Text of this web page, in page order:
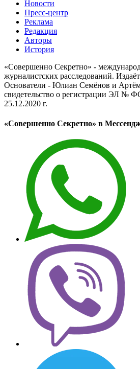
Новости
Пресс-центр
Реклама
Редакция
Авторы
История
«Совершенно Секретно» -
журналистских расследований.
Основатели - Юлиан Семёнов и
свидетельство о регистрации ЭЛ №
25.12.2020 г.
«Совершенно Секретно» в